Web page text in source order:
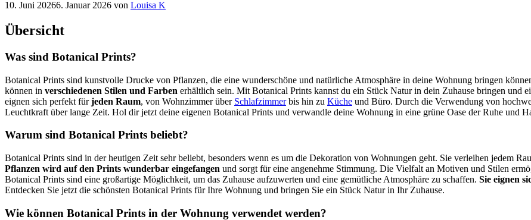
10. Juni 20266. Januar 2026 von Louisa K
Übersicht
Was sind Botanical Prints?
Botanical Prints sind kunstvolle Drucke von Pflanzen, die eine wunderschöne und natürliche Atmosphäre in deine Wohnung bringen
können in verschiedenen Stilen und Farben erhältlich sein. Mit Botanical Prints kannst du ein Stück Natur in dein Zuhause bringen und
eignen sich perfekt fürjeden Raum, von Wohnzimmer über Schlafzimmerbis hin zu Küche und Büro. Durch die Verwendung von
Leuchtkraft über lange Zeit. Hol dir jetzt deine eigenen Botanical Prints und verwandle deine Wohnung in eine grüne Oase der Ruhe und
Warum sind Botanical Prints beliebt?
Botanical Prints sind in der heutigen Zeit sehr beliebt, besonders wenn es um die Dekoration von Wohnungen geht. Sie verleihen jedem
Pflanzen wird auf den Prints wunderbar eingefangen und sorgt für eine angenehme Stimmung. Die Vielfalt an Motiven und Stilen
Botanical Prints sind eine großartige Möglichkeit, um das Zuhause aufzuwerten und eine gemütliche Atmosphäre zu schaffen. Sie eignen
Entdecken Sie jetzt die schönsten Botanical Prints für Ihre Wohnung und bringen Sie ein Stück Natur in Ihr Zuhause.
Wie können Botanical Prints in der Wohnung verwendet werden?